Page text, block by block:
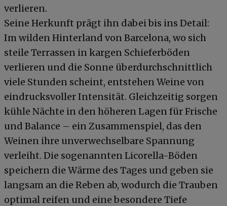
verlieren.
Seine Herkunft prägt ihn dabei bis ins Detail:
Im wilden Hinterland von Barcelona, wo sich
steile Terrassen in kargen Schieferböden
verlieren und die Sonne überdurchschnittlich
viele Stunden scheint, entstehen Weine von
eindrucksvoller Intensität. Gleichzeitig sorgen
kühle Nächte in den höheren Lagen für Frische
und Balance – ein Zusammenspiel, das den
Weinen ihre unverwechselbare Spannung
verleiht. Die sogenannten Licorella-Böden
speichern die Wärme des Tages und geben sie
langsam an die Reben ab, wodurch die Trauben
optimal reifen und eine besondere Tiefe